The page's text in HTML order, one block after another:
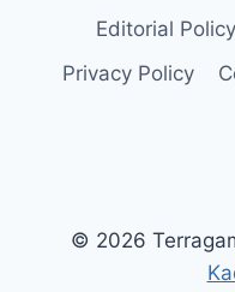
VASOS
Editorial Policy
Privacy Policy
© 2026